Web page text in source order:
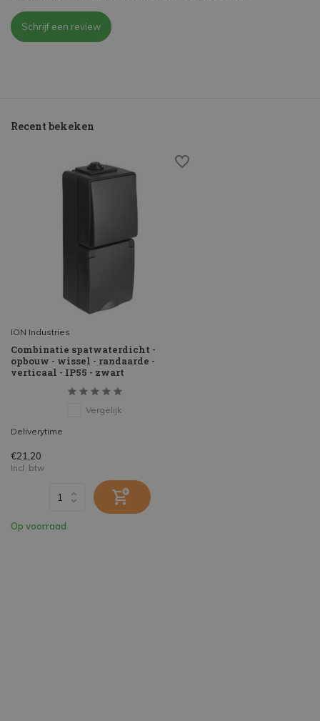
Schrijf een review
Recent bekeken
ION Industries
Combinatie spatwaterdicht -
opbouw - wissel - randaarde -
verticaal - IP55 - zwart
Vergelijk
Deliverytime
€21,20
Incl. btw
Op voorraad